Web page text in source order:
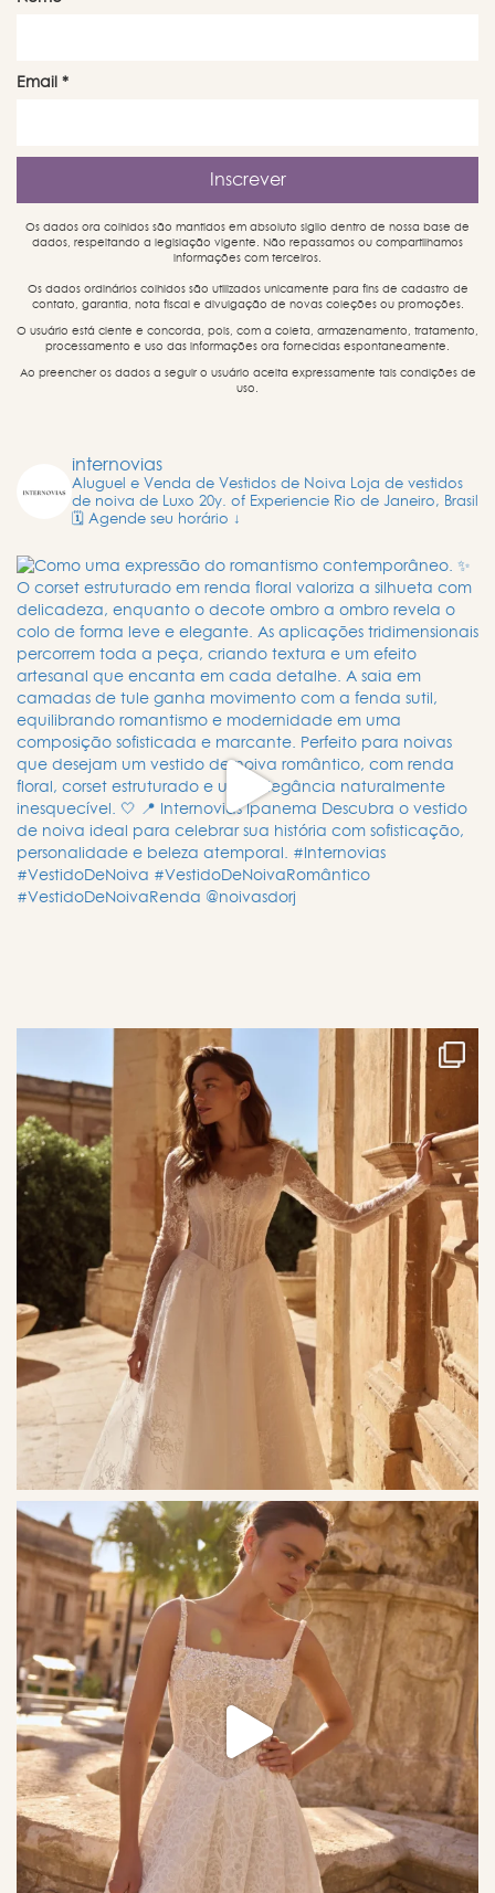
Email *
Os dados ora colhidos são mantidos em absoluto sigilo dentro de nossa base de
dados, respeitando a legislação vigente. Não repassamos ou compartilhamos
informações com terceiros.
Os dados ordinários colhidos são utilizados unicamente para fins de cadastro de
contato, garantia, nota fiscal e divulgação de novas coleções ou promoções.
O usuário está ciente e concorda, pois, com a coleta, armazenamento, tratamento,
processamento e uso das informações ora fornecidas espontaneamente.
Ao preencher os dados a seguir o usuário aceita expressamente tais condições de
uso.
internovias
Aluguel e Venda de Vestidos de Noiva Loja de vestidos
de noiva de Luxo 20y. of Experiencie Rio de Janeiro, Brasil
🗓️ Agende seu horário ↓